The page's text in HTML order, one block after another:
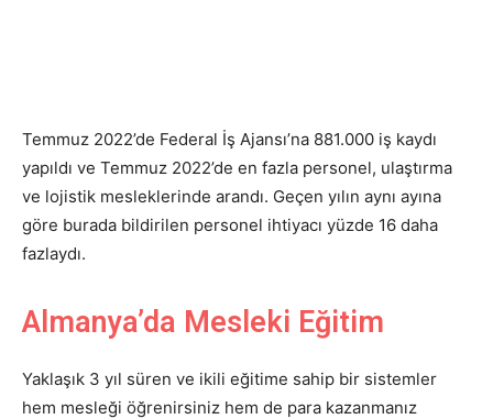
Temmuz 2022’de Federal İş Ajansı’na 881.000 iş kaydı
yapıldı ve Temmuz 2022’de en fazla personel, ulaştırma
ve lojistik mesleklerinde arandı. Geçen yılın aynı ayına
göre burada bildirilen personel ihtiyacı yüzde 16 daha
fazlaydı.
Almanya’da Mesleki Eğitim
Yaklaşık 3 yıl süren ve ikili eğitime sahip bir sistemler
hem mesleği öğrenirsiniz hem de para kazanmanız